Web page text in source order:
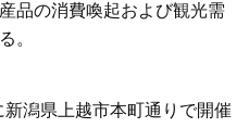
品の消費喚起および観光需
。
潟県上越市本町通りで開催